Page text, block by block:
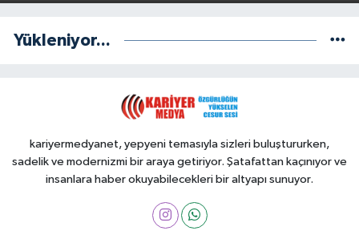
Yükleniyor...
kariyermedyanet, yepyeni temasıyla sizleri buluştururken,
sadelik ve modernizmi bir araya getiriyor. Şatafattan kaçınıyor ve
insanlara haber okuyabilecekleri bir altyapı sunuyor.